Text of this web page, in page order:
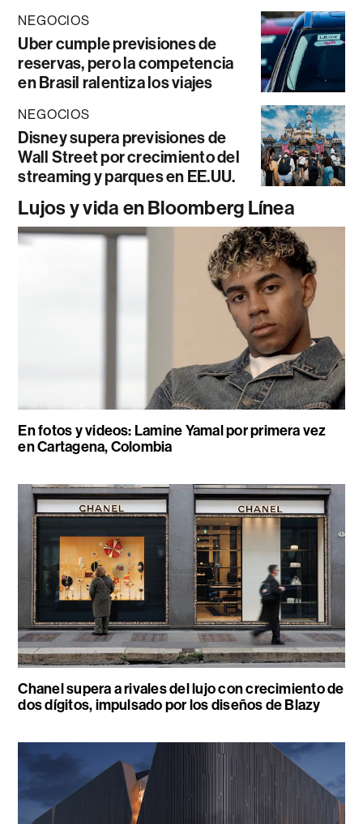
NEGOCIOS
Uber cumple previsiones de
reservas, pero la competencia
en Brasil ralentiza los viajes
NEGOCIOS
Disney supera previsiones de
Wall Street por crecimiento del
streaming y parques en EE.UU.
Lujos y vida en Bloomberg Línea
En fotos y videos: Lamine Yamal por primera vez
en Cartagena, Colombia
Chanel supera a rivales del lujo con crecimiento de
dos dígitos, impulsado por los diseños de Blazy